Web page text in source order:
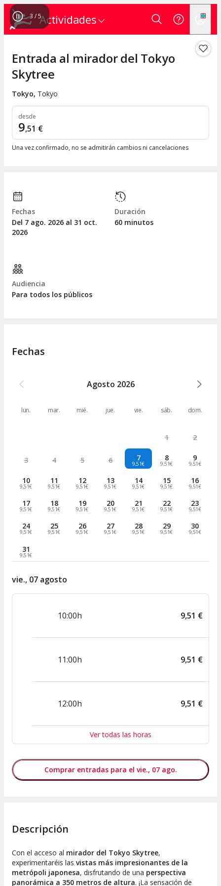
Actividades
3 /5
Entrada al mirador del Tokyo
Skytree
Tokyo, Tokyo
desde
9,51 €
Una vez confirmado, no se admitirán cambios ni cancelaciones
Fechas
Del 7 ago. 2026 al 31 oct.
2026
Duración
60 minutos
Audiencia
Para todos los públicos
Fechas
Agosto 2026
lun. mar. mié. jue. vie. sáb. dom.
1 2
3 4 5 6 7
9,51€
8
9,51€
9
9,51€
10
9,51€
11
9,51€
12
9,51€
13
9,51€
14
9,51€
15
9,51€
16
9,51€
17
9,51€
18
9,51€
19
9,51€
20
9,51€
21
9,51€
22
9,51€
23
9,51€
24
9,51€
25
9,51€
26
9,51€
27
9,51€
28
9,51€
29
9,51€
30
9,51€
31
9,51€
vie., 07 agosto
10:00h 9,51 €
11:00h 9,51 €
12:00h 9,51 €
Ver todas las horas
Comprar entradas para el vie., 07 ago.
Descripción
Con el acceso al mirador del Tokyo Skytree,
experimentaréis las vistas más impresionantes de la
metrópoli japonesa, disfrutando de una perspectiva
panorámica a 350 metros de altura. ¡La sensación de